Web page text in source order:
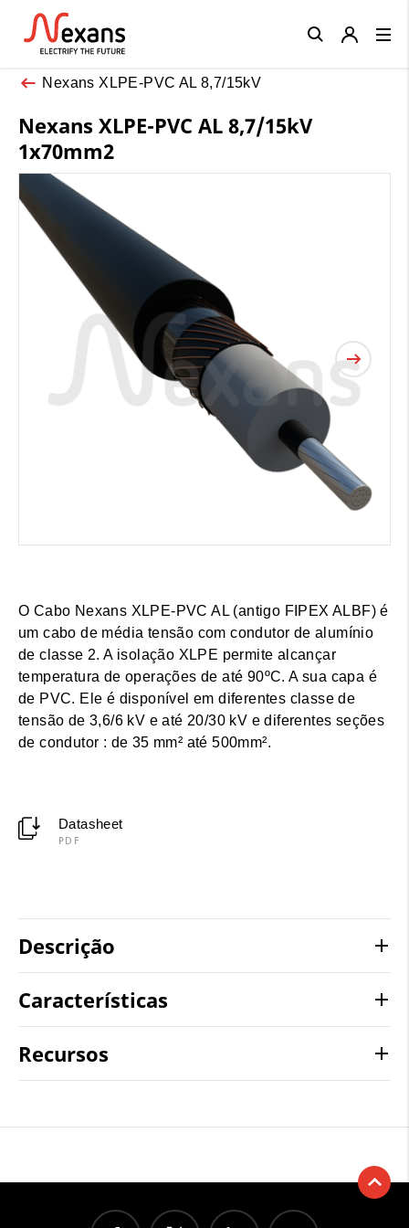
Nexans XLPE-PVC AL 8,7/15kV
Nexans XLPE-PVC AL 8,7/15kV
1x70mm2
O Cabo Nexans XLPE-PVC AL (antigo FIPEX ALBF) é
um cabo de média tensão com condutor de alumínio
de classe 2. A isolação XLPE permite alcançar
temperatura de operações de até 90ºC. A sua capa é
de PVC. Ele é disponível em diferentes classe de
tensão de 3,6/6 kV e até 20/30 kV e diferentes seções
de condutor : de 35 mm² até 500mm².
Datasheet
PDF
Descrição
Características
Recursos
Close